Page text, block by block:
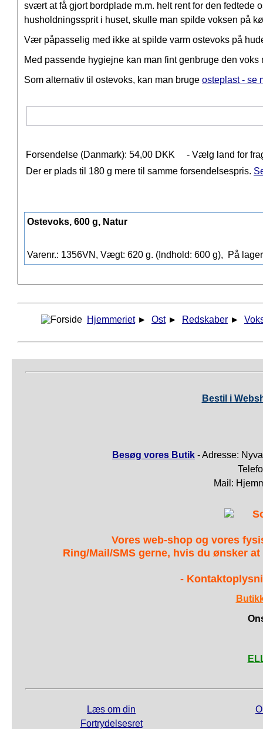
svært at få gjort bordplade m.m. helt rent for den fedtede
husholdningssprit i huset, skulle man spilde voksen på
Vær påpasselig med ikke at spilde varm ostevoks på
Med passende hygiejne kan man fint genbruge den
Som alternativ til ostevoks, kan man bruge osteplast - se
Forsendelse (Danmark): 54,00 DKK
- Vælg land for
Der er plads til 180 g mere til samme forsendelsespris.
Ostevoks, 600 g, Natur
Varenr.: 1356VN, Vægt: 620 g. (Indhold: 600 g), På lager
Hjemmeriet ► Ost ► Redskaber ►
Bestil i
Besøg vores Butik - Adresse:
Mail:
Vores web-shop og vores
Ring/Mail/SMS gerne, hvis du ønsker
-
Læs om din
Fortrydelsesret